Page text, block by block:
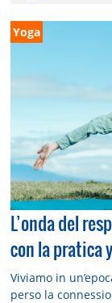
Yoga
L’onda del
con la pratica
Viviamo in
perso la